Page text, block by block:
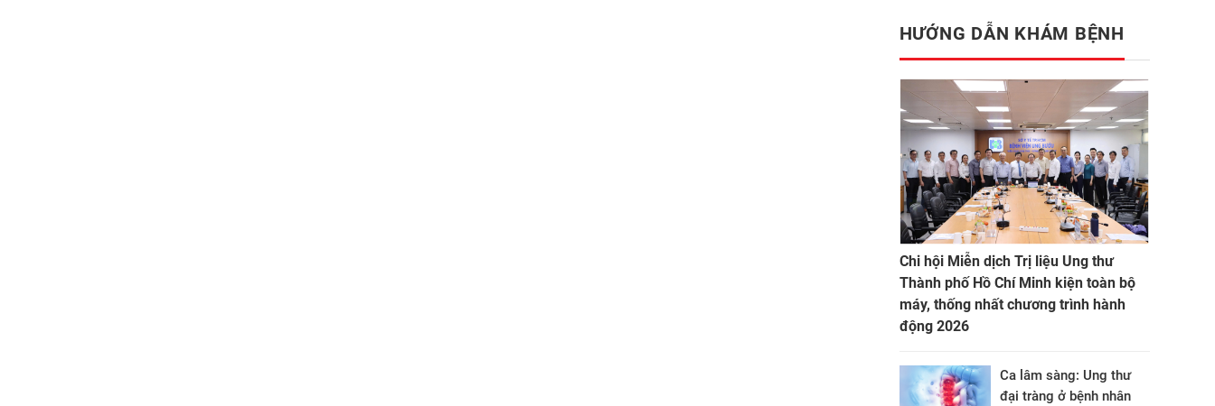
2.0
HƯỚNG DẪN KHÁM BỆNH
Chi hội Miễn dịch Trị liệu Ung thư
Thành phố Hồ Chí Minh kiện toàn bộ
máy, thống nhất chương trình hành
động 2026
Ca lâm sàng: Ung thư
đại tràng ở bệnh nhân